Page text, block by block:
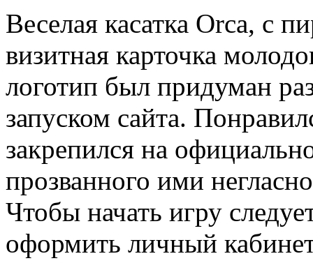
Веселая касатка Orca, с
визитная карточка
логотип был придуман
запуском сайта.
закрепился на
прозванного ими
Чтобы начать игру
оформить личный